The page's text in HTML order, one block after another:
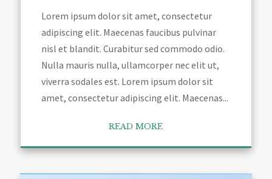
Lorem ipsum dolor sit amet, consectetur
adipiscing elit. Maecenas faucibus pulvinar
nisl et blandit. Curabitur sed commodo odio.
Nulla mauris nulla, ullamcorper nec elit ut,
viverra sodales est. Lorem ipsum dolor sit
amet, consectetur adipiscing elit. Maecenas...
READ MORE